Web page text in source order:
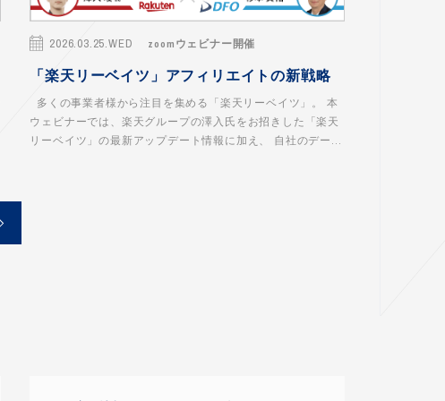
2026.03.25.WED zoomウェビナー開催
「楽天リーベイツ」アフィリエイトの新戦略
多くの事業者様から注目を集める「楽天リーベイツ」。 本
ウェビナーでは、楽天グループの澤入氏をお招きした「楽天
リーベイツ」の最新アップデート情報に加え、 自社のデー...